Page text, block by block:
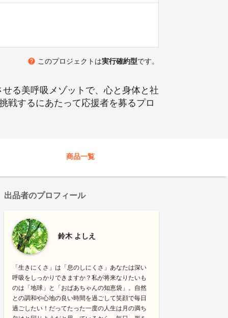
help このプロジェクトは実行確約型です。
る美呼吸メゾットで、心と身体と社
戦するにあたって応援者を募るプロ
商品一覧
出品者のプロフィール
鈴木 よしえ
「生きにくさ」は「息のしにくさ」あなたは深い
呼吸をしっかりできますか？私が将来なりたいも
のは「地球」と「おばあちゃんの知恵袋」。自然
との調和や心地の良い時間を過ごして笑顔で毎日
過ごしたい！だってたった一度の人生は月の満ち